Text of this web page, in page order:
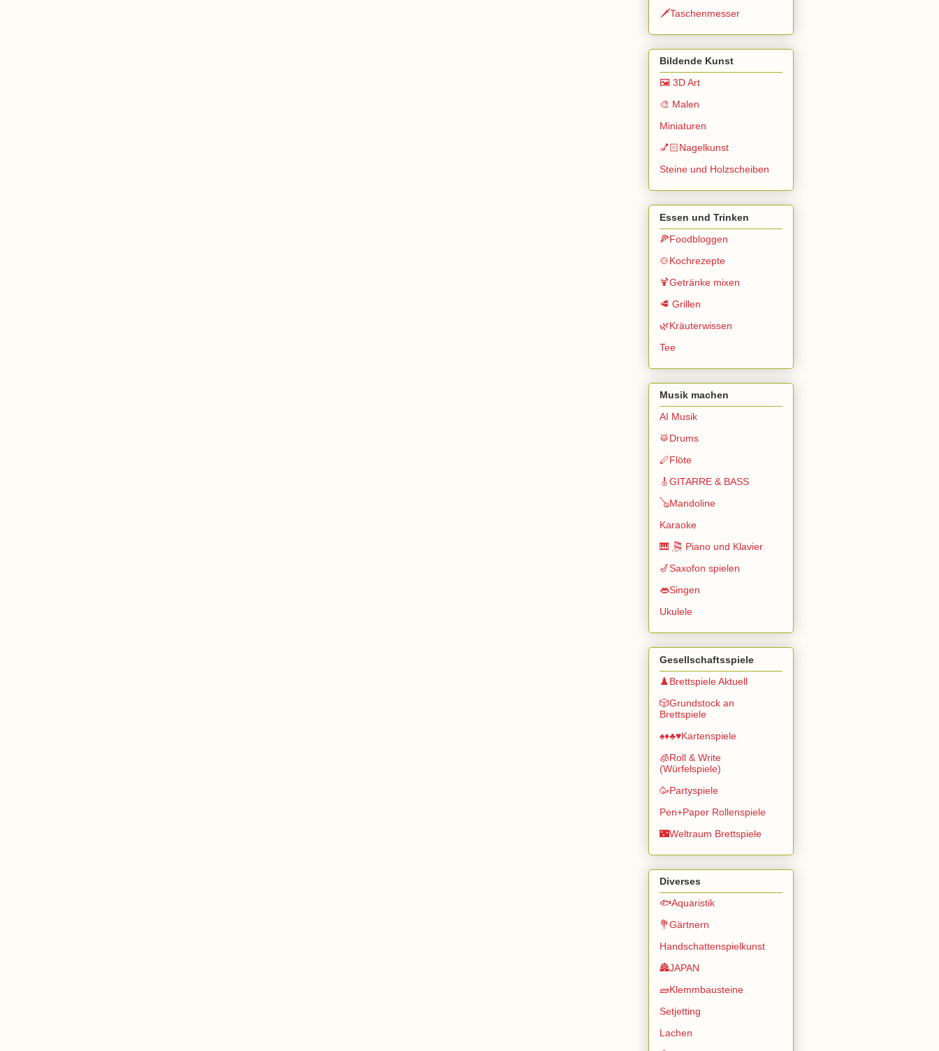
🗡️Taschenmesser
Bildende Kunst
🖼️ 3D Art
🎨 Malen
Miniaturen
💅🏻Nagelkunst
Steine und Holzscheiben
Essen und Trinken
🍕Foodbloggen
🍲Kochrezepte
🍹Getränke mixen
🥩 Grillen
🌿Kräuterwissen
Tee
Musik machen
AI Musik
🥁Drums
🪈Flöte
🎸GITARRE & BASS
🪕Mandoline
Karaoke
🎹 🎘 Piano und Klavier
🎷Saxofon spielen
👄Singen
Ukulele
Gesellschaftsspiele
♟️Brettspiele Aktuell
🎲Grundstock an
Brettspiele
♠️♦️♣️♥️Kartenspiele
🧊Roll & Write
(Würfelspiele)
🥳Partyspiele
Pen+Paper Rollenspiele
🌃Weltraum Brettspiele
Diverses
🐟Aquaristik
💐Gärtnern
Handschattenspielkunst
🏯JAPAN
🧱Klemmbausteine
Setjetting
Lachen